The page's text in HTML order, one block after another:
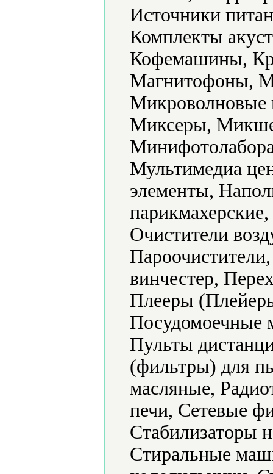
Источники
Комплекты
Кофемашины,
Магнитофоны,
Миксеры,
Мультимедиа
элементы,
Очистители
винчестер,
Плееры
Посудомоечные
Пульты
(фильтры) для
масляные,
печи, Сетевые
Стабилизаторы
Стиральные